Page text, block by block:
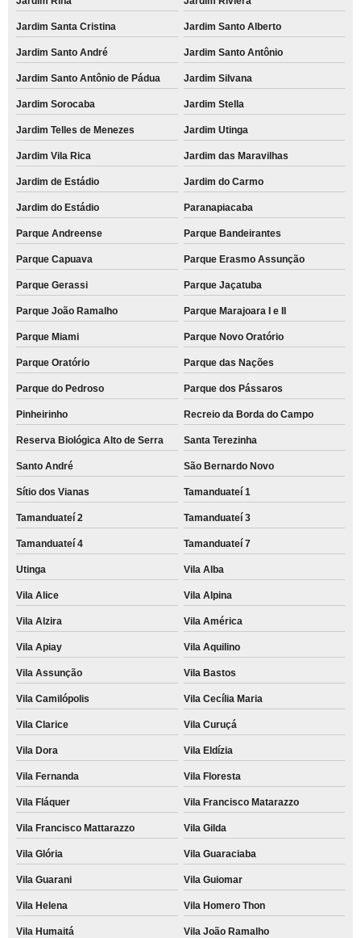
Jardim Santa Cristina Jardim Santo Alberto
Jardim Santo André Jardim Santo Antônio
Jardim Santo Antônio de Pádua Jardim Silvana
Jardim Sorocaba Jardim Stella
Jardim Telles de Menezes Jardim Utinga
Jardim Vila Rica Jardim das Maravilhas
Jardim de Estádio Jardim do Carmo
Jardim do Estádio Paranapiacaba
Parque Andreense Parque Bandeirantes
Parque Capuava Parque Erasmo Assunção
Parque Gerassi Parque Jaçatuba
Parque João Ramalho Parque Marajoara I e II
Parque Miami Parque Novo Oratório
Parque Oratório Parque das Nações
Parque do Pedroso Parque dos Pássaros
Pinheirinho Recreio da Borda do Campo
Reserva Biológica Alto de Serra Santa Terezinha
Santo André São Bernardo Novo
Sítio dos Vianas Tamanduateí 1
Tamanduateí 2 Tamanduateí 3
Tamanduateí 4 Tamanduateí 7
Utinga Vila Alba
Vila Alice Vila Alpina
Vila Alzira Vila América
Vila Apiay Vila Aquilino
Vila Assunção Vila Bastos
Vila Camilópolis Vila Cecília Maria
Vila Clarice Vila Curuçá
Vila Dora Vila Eldízia
Vila Fernanda Vila Floresta
Vila Fláquer Vila Francisco Matarazzo
Vila Francisco Mattarazzo Vila Gilda
Vila Glória Vila Guaraciaba
Vila Guarani Vila Guiomar
Vila Helena Vila Homero Thon
Vila Humaitá Vila João Ramalho